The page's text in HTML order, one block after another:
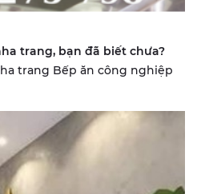
trang, bạn đã biết chưa?
trang Bếp ăn công nghiệp